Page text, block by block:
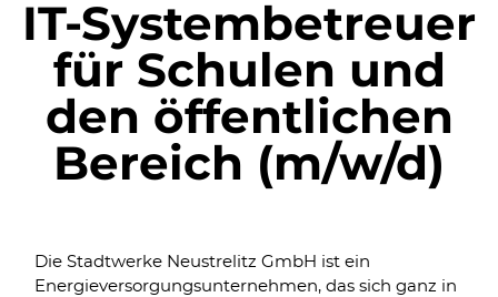
IT-Systembetreuer
für Schulen und
den öffentlichen
Bereich (m/w/d)
Die Stadtwerke Neustrelitz GmbH ist ein
Energieversorgungsunternehmen, das sich ganz in